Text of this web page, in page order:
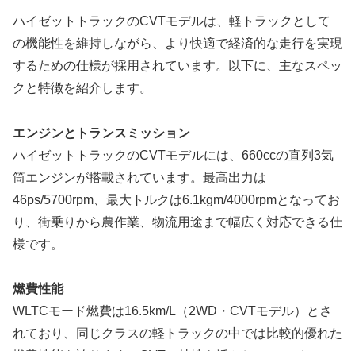
ハイゼットトラックのCVTモデルは、軽トラックとして
の機能性を維持しながら、より快適で経済的な走行を実現
するための仕様が採用されています。以下に、主なスペッ
クと特徴を紹介します。
エンジンとトランスミッション
ハイゼットトラックのCVTモデルには、660ccの直列3気
筒エンジンが搭載されています。最高出力は
46ps/5700rpm、最大トルクは6.1kgm/4000rpmとなってお
り、街乗りから農作業、物流用途まで幅広く対応できる仕
様です。
燃費性能
WLTCモード燃費は16.5km/L（2WD・CVTモデル）とさ
れており、同じクラスの軽トラックの中では比較的優れた